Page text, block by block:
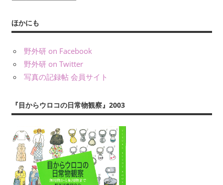
で
記
ほかにも
野外研 on Facebook
野外研 on Twitter
写真の記録帖 会員サイト
『目からウロコの日常物観察』2003